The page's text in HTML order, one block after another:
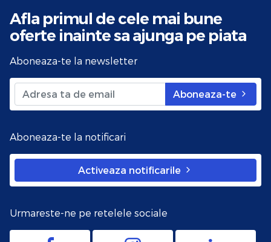
Afla primul de cele mai bune
oferte inainte sa ajunga pe piata
Aboneaza-te la newsletter
Aboneaza-te
Aboneaza-te la notificari
Activeaza notificarile
Urmareste-ne pe retelele sociale